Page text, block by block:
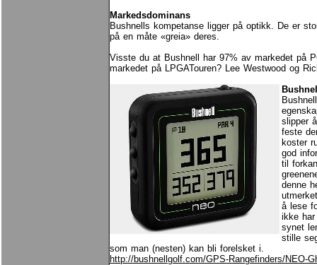
Markedsdominans
Bushnells kompetanse ligger på optikk. De er
på en måte «greia» deres.
Visste du at Bushnell har 97% av markedet på
markedet på LPGATouren? Lee Westwood og
slipper
feste
koster
god
til
denne
å lese
ikke
synet
stille
som man (nesten) kan bli forelsket i.
http://bushnellgolf.com/GPS-Rangefinders/NEO-